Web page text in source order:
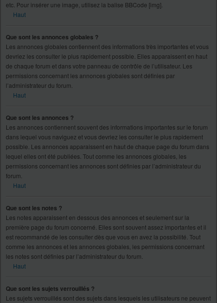
etc. Pour insérer une image, utilisez la balise BBCode [img].
Haut
Que sont les annonces globales ?
Les annonces globales contiennent des informations très importantes et vous
devriez les consulter le plus rapidement possible. Elles apparaissent en haut
de chaque forum et dans votre panneau de contrôle de l’utilisateur. Les
permissions concernant les annonces globales sont définies par
l’administrateur du forum.
Haut
Que sont les annonces ?
Les annonces contiennent souvent des informations importantes sur le forum
dans lequel vous naviguez et vous devriez les consulter le plus rapidement
possible. Les annonces apparaissent en haut de chaque page du forum dans
lequel elles ont été publiées. Tout comme les annonces globales, les
permissions concernant les annonces sont définies par l’administrateur du
forum.
Haut
Que sont les notes ?
Les notes apparaissent en dessous des annonces et seulement sur la
première page du forum concerné. Elles sont souvent assez importantes et il
est recommandé de les consulter dès que vous en avez la possibilité. Tout
comme les annonces et les annonces globales, les permissions concernant
les notes sont définies par l’administrateur du forum.
Haut
Que sont les sujets verrouillés ?
Les sujets verrouillés sont des sujets dans lesquels les utilisateurs ne peuvent